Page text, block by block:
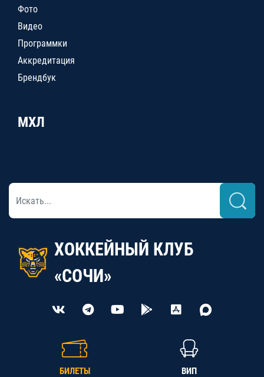
Фото
Видео
Программки
Аккредитация
Брендбук
МХЛ
ХОККЕЙНЫЙ КЛУБ
«СОЧИ»
БИЛЕТЫ ВИП